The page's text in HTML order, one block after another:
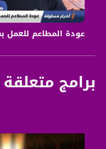
عودة المطاعم للعمل
برامج متعلقة